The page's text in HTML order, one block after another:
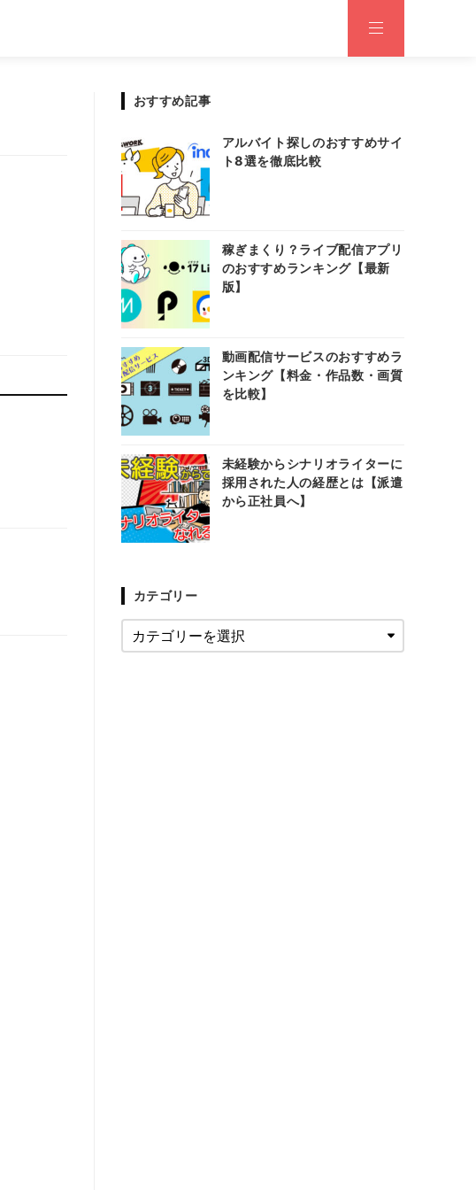
おすすめ記事
アルバイト探しのおすすめサイ
ト8選を徹底比較
稼ぎまくり？ライブ配信アプリ
のおすすめランキング【最新
版】
動画配信サービスのおすすめラ
ンキング【料金・作品数・画質
を比較】
未経験からシナリオライターに
採用された人の経歴とは【派遣
から正社員へ】
カテゴリー